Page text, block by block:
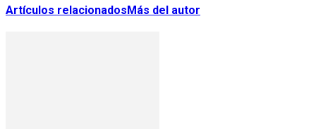
Artículos relacionadosMás del autor